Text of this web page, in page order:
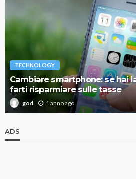
TECHNOLOGY
Cambiare smartphone: se hai
farti risparmiare sulle tasse
god 1 anno ago
ADS